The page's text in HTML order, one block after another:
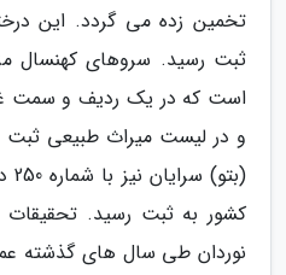
ثبت رسید. سروهای کهنسال
است که در یک ردیف و سمت غرب
و در لیست میراث طبیعی ثبت
کشور به ثبت رسید. تحقیقات